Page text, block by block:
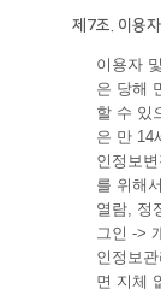
제7조. 이용
이용자
은 당해
할 수 있
은 만 14
인정보
를 위해
열람, 정
그인 ->
인정보
면 지체